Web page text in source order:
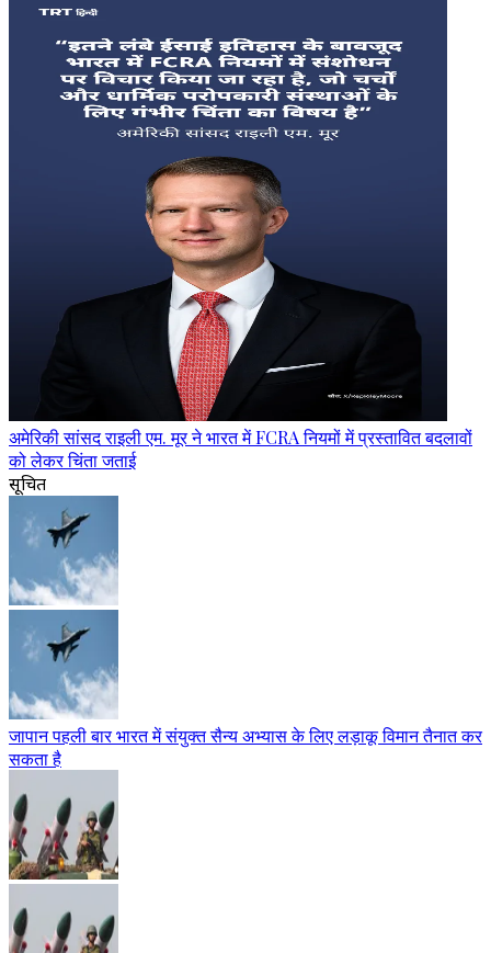
अमेरिकी सांसद राइली एम. मूर ने भारत में FCRA नियमों में प्रस्तावित बदलावों
को लेकर चिंता जताई
सूचित
जापान पहली बार भारत में संयुक्त सैन्य अभ्यास के लिए लड़ाकू विमान तैनात कर
सकता है